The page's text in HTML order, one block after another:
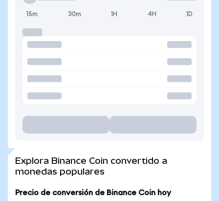
15m 30m 1H 4H 1D
Explora Binance Coin convertido a
monedas populares
Precio de conversión de Binance Coin hoy